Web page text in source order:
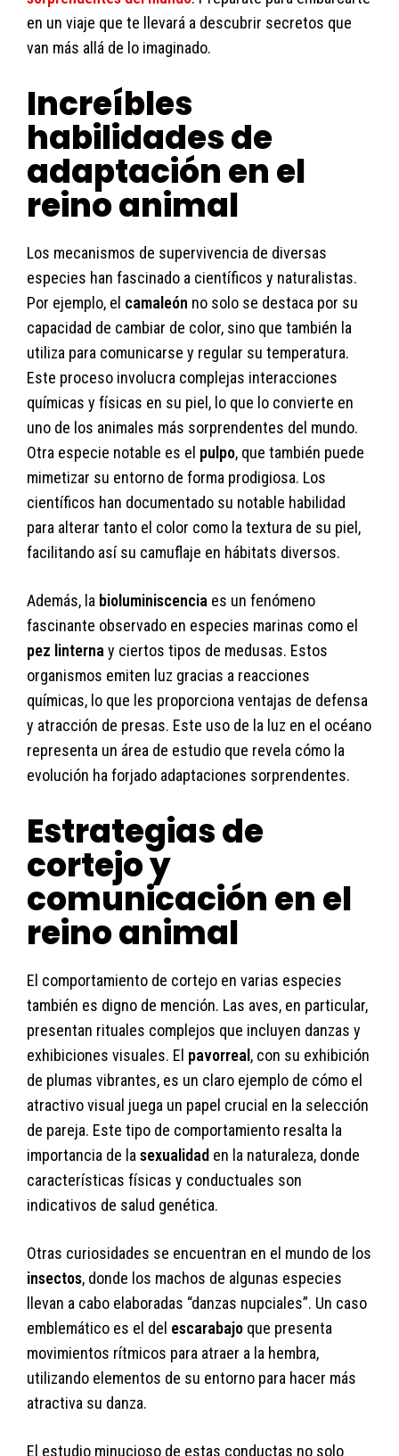
en un viaje que te llevará a descubrir secretos que
van más allá de lo imaginado.
Increíbles
habilidades de
adaptación en el
reino animal
Los mecanismos de supervivencia de diversas
especies han fascinado a científicos y naturalistas.
Por ejemplo, el camaleón no solo se destaca por su
capacidad de cambiar de color, sino que también la
utiliza para comunicarse y regular su temperatura.
Este proceso involucra complejas interacciones
químicas y físicas en su piel, lo que lo convierte en
uno de los animales más sorprendentes del mundo.
Otra especie notable es el pulpo, que también puede
mimetizar su entorno de forma prodigiosa. Los
científicos han documentado su notable habilidad
para alterar tanto el color como la textura de su piel,
facilitando así su camuflaje en hábitats diversos.
Además, la bioluminiscencia es un fenómeno
fascinante observado en especies marinas como el
pez linterna y ciertos tipos de medusas. Estos
organismos emiten luz gracias a reacciones
químicas, lo que les proporciona ventajas de defensa
y atracción de presas. Este uso de la luz en el océano
representa un área de estudio que revela cómo la
evolución ha forjado adaptaciones sorprendentes.
Estrategias de
cortejo y
comunicación en el
reino animal
El comportamiento de cortejo en varias especies
también es digno de mención. Las aves, en particular,
presentan rituales complejos que incluyen danzas y
exhibiciones visuales. El pavorreal, con su exhibición
de plumas vibrantes, es un claro ejemplo de cómo el
atractivo visual juega un papel crucial en la selección
de pareja. Este tipo de comportamiento resalta la
importancia de la sexualidad en la naturaleza, donde
características físicas y conductuales son
indicativos de salud genética.
Otras curiosidades se encuentran en el mundo de los
insectos, donde los machos de algunas especies
llevan a cabo elaboradas “danzas nupciales”. Un caso
emblemático es el del escarabajo que presenta
movimientos rítmicos para atraer a la hembra,
utilizando elementos de su entorno para hacer más
atractiva su danza.
El estudio minucioso de estas conductas no solo